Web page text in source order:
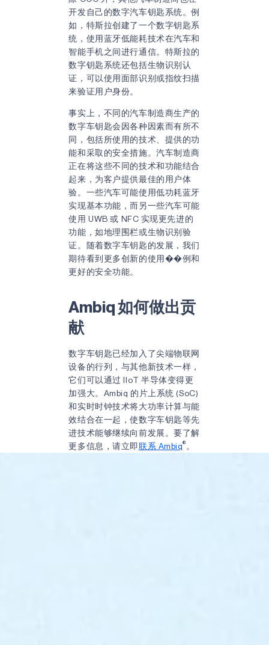
开发自己的数字汽车钥匙系统。例
如，特斯拉创建了一个数字钥匙系
统，使用蓝牙低能耗技术在汽车和
智能手机之间进行通信。特斯拉的
数字钥匙系统还包括生物识别认
证，可以使用面部识别或指纹扫描
来验证用户身份。
事实上，不同的汽车制造商生产的
数字车钥匙会因各种因素而有所不
同，包括所使用的技术、提供的功
能和采取的安全措施。汽车制造商
正在将这些不同的技术和功能结合
起来，为客户提供最佳的用户体
验。一些汽车可能使用低功耗蓝牙
实现基本功能，而另一些汽车可能
使用 UWB 或 NFC 实现更先进的
功能，如地理围栏或生物识别验
证。随着数字车钥匙的发展，我们
期待看到更多创新的使用��例和
更好的安全功能。
Ambiq 如何做出贡
献
数字车钥匙已经加入了尖端物联网
设备的行列，与其他新技术一样，
它们可以通过 IIoT 半导体变得更
加强大。Ambiq 的片上系统 (SoC)
和实时时钟技术将大功率计算与能
效结合在一起，使数字车钥匙等先
进技术能够继续向前发展。要了解
更多信息，请立即联系 Ambiq® 。